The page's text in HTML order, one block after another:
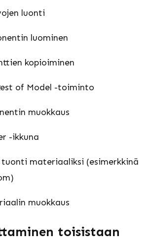
luonti
luominen
kopioiminen
of Model -toiminto
muokkaus
-ikkuna
tuonti materiaaliksi (esimerkkinä
muokkaus
toisistaan